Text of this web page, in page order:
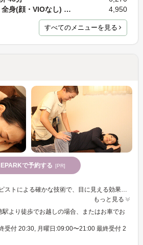
【新規限定】【脱毛】全身(顔・VIOなし) 60分 通常料…
4,950
すべてのメニューを見る
EPARKで予約する [PR]
もっと見る
より徒歩でお越しの場合、またはお車でお
受付 20:30, 月曜日:09:00〜21:00 最終受付 2